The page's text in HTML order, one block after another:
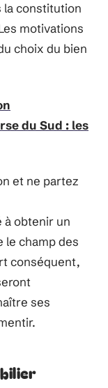
la constitution
motivations
choix du bien
du Sud : les
et ne partez
à obtenir un
champ des
conséquent,
ses